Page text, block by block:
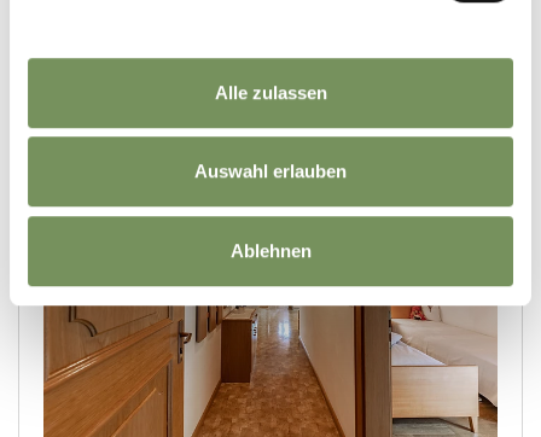
Alle zulassen
Auswahl erlauben
Ablehnen